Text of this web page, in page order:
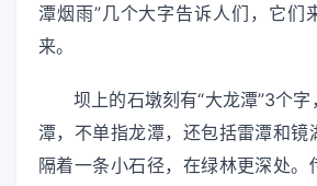
潭烟雨”几个大字告诉人们，它们
来。
坝上的石墩刻有“大龙潭”3个
潭，不单指龙潭，还包括雷潭和镜
隔着一条小石径，在绿林更深处。